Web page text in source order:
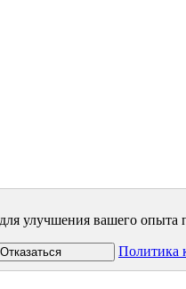
улучшения вашего опыта
Отказаться Политика